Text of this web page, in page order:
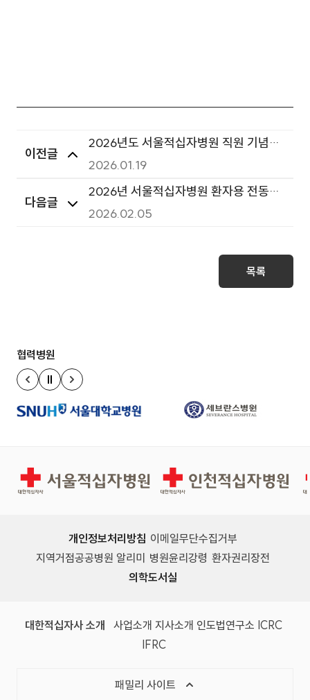
이전글
2026년도 서울적십자병원 직원 기념품
전용몰 구축 및 운영 사업자선정용역 입
찰공고
2026.01.19
다음글
2026년 서울적십자병원 환자용 전동침
대 구매 입찰
2026.02.05
목록
협력병원
이전 슬라이드
정지
다음 슬라이드
서울적십자병원 인천적십자병원
개인정보처리방침 이메일무단수집거부
지역거점공공병원 알리미 병원윤리강령 환자권리장전
의학도서실
대한적십자사 소개 (새 창)
사업소개 (새 창)
지사소개 (새 창)
인도법연구소 (새 창)
ICRC(국제
IFRC(국제적십자사연맹, 새 창)
패밀리 사이트 목록 열기